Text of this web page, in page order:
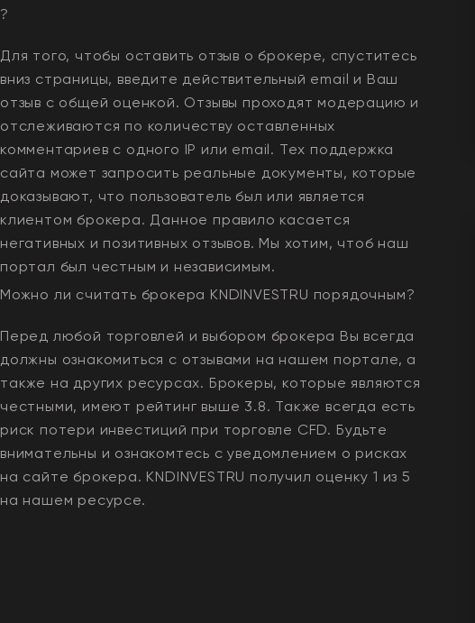
?
Для того, чтобы оставить отзыв о брокере, спуститесь
вниз страницы, введите действительный email и Ваш
отзыв с общей оценкой. Отзывы проходят модерацию и
отслеживаются по количеству оставленных
комментариев с одного IP или email. Тех поддержка
сайта может запросить реальные документы, которые
доказывают, что пользователь был или является
клиентом брокера. Данное правило касается
негативных и позитивных отзывов. Мы хотим, чтоб наш
портал был честным и независимым.
Можно ли считать брокера KNDINVESTRU порядочным?
Перед любой торговлей и выбором брокера Вы всегда
должны ознакомиться с отзывами на нашем портале, а
также на других ресурсах. Брокеры, которые являются
честными, имеют рейтинг выше 3.8. Также всегда еcть
риск потери инвестиций при торговле CFD. Будьте
внимательны и ознакомтесь с уведомлением о рисках
на сайте брокера. KNDINVESTRU получил оценку1 из 5
на нашем ресурсе.